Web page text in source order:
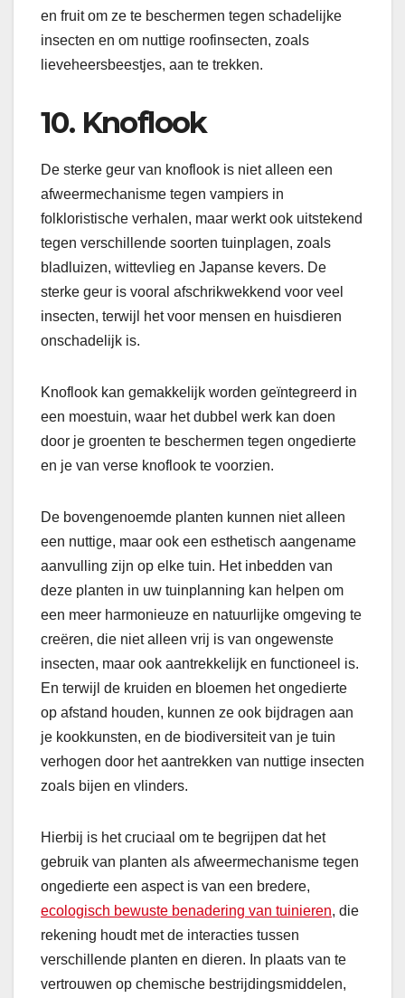
en fruit om ze te beschermen tegen schadelijke
insecten en om nuttige roofinsecten, zoals
lieveheersbeestjes, aan te trekken.
10. Knoflook
De sterke geur van knoflook is niet alleen een
afweermechanisme tegen vampiers in
folkloristische verhalen, maar werkt ook uitstekend
tegen verschillende soorten tuinplagen, zoals
bladluizen, wittevlieg en Japanse kevers. De
sterke geur is vooral afschrikwekkend voor veel
insecten, terwijl het voor mensen en huisdieren
onschadelijk is.
Knoflook kan gemakkelijk worden geïntegreerd in
een moestuin, waar het dubbel werk kan doen
door je groenten te beschermen tegen ongedierte
en je van verse knoflook te voorzien.
De bovengenoemde planten kunnen niet alleen
een nuttige, maar ook een esthetisch aangename
aanvulling zijn op elke tuin. Het inbedden van
deze planten in uw tuinplanning kan helpen om
een meer harmonieuze en natuurlijke omgeving te
creëren, die niet alleen vrij is van ongewenste
insecten, maar ook aantrekkelijk en functioneel is.
En terwijl de kruiden en bloemen het ongedierte
op afstand houden, kunnen ze ook bijdragen aan
je kookkunsten, en de biodiversiteit van je tuin
verhogen door het aantrekken van nuttige insecten
zoals bijen en vlinders.
Hierbij is het cruciaal om te begrijpen dat het
gebruik van planten als afweermechanisme tegen
ongedierte een aspect is van een bredere,
ecologisch bewuste benadering van tuinieren, die
rekening houdt met de interacties tussen
verschillende planten en dieren. In plaats van te
vertrouwen op chemische bestrijdingsmiddelen,